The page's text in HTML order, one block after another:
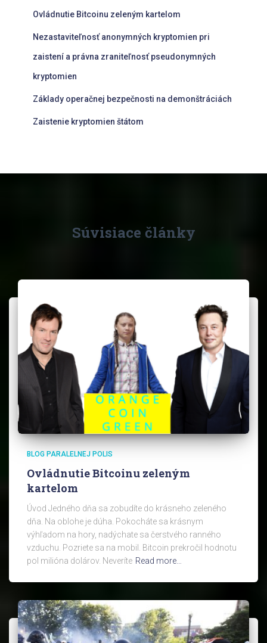
Ovládnutie Bitcoinu zeleným kartelom
Nezastaviteľnosť anonymných kryptomien pri
zaistení a právna zraniteľnosť pseudonymných
kryptomien
Základy operačnej bezpečnosti na demonštráciách
Zaistenie kryptomien štátom
Súvisiace články
BLOG PARALELNEJ POLIS
Ovládnutie Bitcoinu zeleným
kartelom
Úvod Jedného dňa sa zobudíte do krásneho zeleného
dňa. Na oblohe je dúha. Pokocháte sa krásnym
výhľadom na hory, nadýchate sa čerstvého ranného
vzduchu. Pozriete sa na mobil. Bitcoin prekročil hodnotu
pol milióna dolárov. Neveríte Read more…